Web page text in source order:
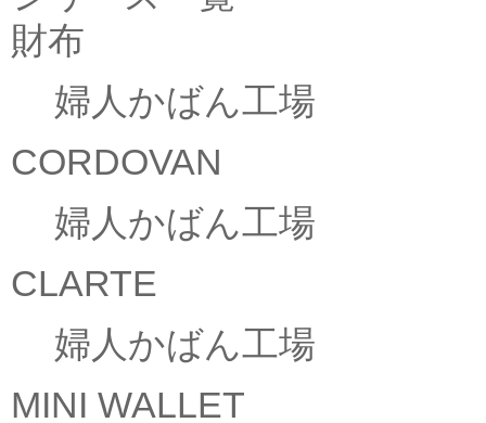
財布
婦人かばん工場
CORDOVAN
婦人かばん工場
CLARTE
婦人かばん工場
MINI WALLET